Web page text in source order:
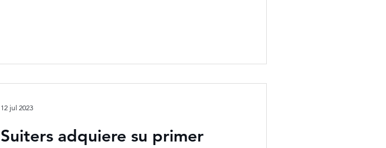
Suiters adquiere su primer
12 jul 2023